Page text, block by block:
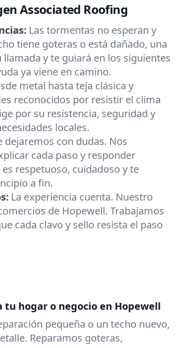
Associated Roofing
Las tormentas no esperan y
tiene goteras o está dañado, una
y te guiará en los siguientes
ya viene en camino.
metal hasta teja clásica y
reconocidos por resistir el clima
por su resistencia, seguridad y
locales.
dejaremos con dudas. Nos
cada paso y responder
respetuoso, cuidadoso y te
a fin.
La experiencia cuenta. Nuestro
de Hopewell. Trabajamos
cada clavo y sello resista el paso
tu hogar o negocio en Hopewell
pequeña o un techo nuevo,
Reparamos goteras,